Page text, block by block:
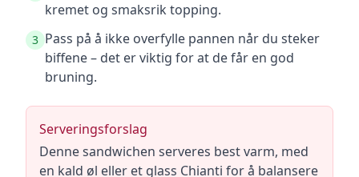
kremet og smaksrik topping.
3 Pass på å ikke overfylle pannen når du steker
biffene – det er viktig for at de får en god
bruning.
Serveringsforslag
Denne sandwichen serveres best varm, med
en kald øl eller et glass Chianti for å balansere